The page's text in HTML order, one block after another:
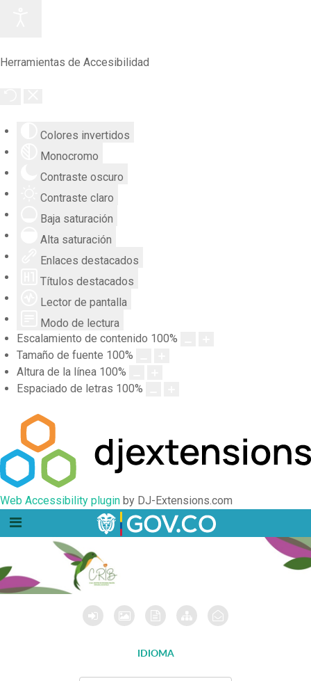
Herramientas de Accesibilidad
Colores invertidos
Monocromo
Contraste oscuro
Contraste claro
Baja saturación
Alta saturación
Enlaces destacados
Títulos destacados
Lector de pantalla
Modo de lectura
Escalamiento de contenido 100%
Tamaño de fuente 100%
Altura de la línea 100%
Espaciado de letras 100%
Web Accessibility plugin by DJ-Extensions.com
IDIOMA